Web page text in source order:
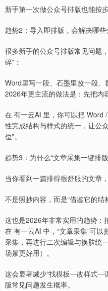
新手第一次做公众号排版也能按
趋势2：导入即排版，会解决哪
很多新手的公众号排版常见问题
碎”：
Word里写一段、石墨里改一段、
2026年更主流的做法是：先把内
在 有一云AI 里，你可以把 Word
性完成结构与样式的统一，让公
位”。
趋势3：为什么“文章采集一键排
当你看到一篇排得很舒服的文章
不是照抄内容，而是“借鉴它的结
这也是2026年非常实用的趋势：
在 有一云AI 中，“文章采集”可
采集，再进行二次编辑与换肤统
场景更好用）。
这会显著减少“找模板—改样式—
版常见问题发生概率。